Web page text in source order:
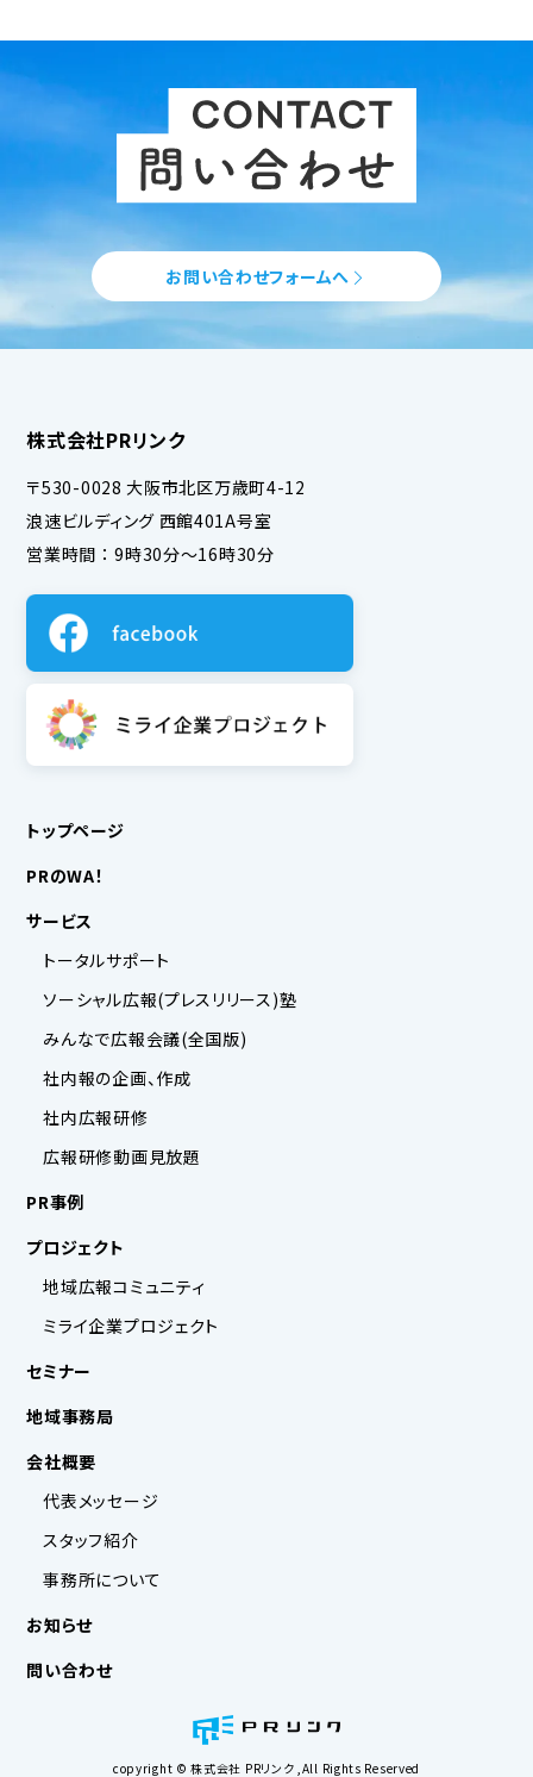
お問い合わせフォームへ
株式会社PRリンク
〒530-0028 大阪市北区万歳町4-12
浪速ビルディング 西館401A号室
営業時間 ： 9時30分～16時30分
トップページ
PRのWA！
サービス
トータルサポート
ソーシャル広報(プレスリリース)塾
みんなで広報会議(全国版)
社内報の企画、作成
社内広報研修
広報研修動画見放題
PR事例
プロジェクト
地域広報コミュニティ
ミライ企業プロジェクト
セミナー
地域事務局
会社概要
代表メッセージ
スタッフ紹介
事務所について
お知らせ
問い合わせ
copyright © 株式会社 PRリンク ,All Rights Reserved